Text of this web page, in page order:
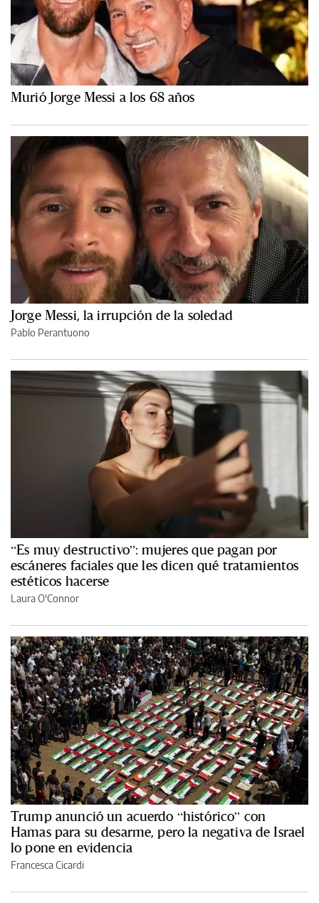
Murió Jorge Messi a los 68 años
Jorge Messi, la irrupción de la soledad
Pablo Perantuono
“Es muy destructivo”: mujeres que pagan por
escáneres faciales que les dicen qué tratamientos
estéticos hacerse
Laura O'Connor
Trump anunció un acuerdo “histórico” con
Hamas para su desarme, pero la negativa de Israel
lo pone en evidencia
Francesca Cicardi